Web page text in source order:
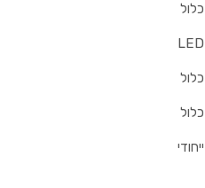
כלול
LED
כלול
כלול
ייחודי